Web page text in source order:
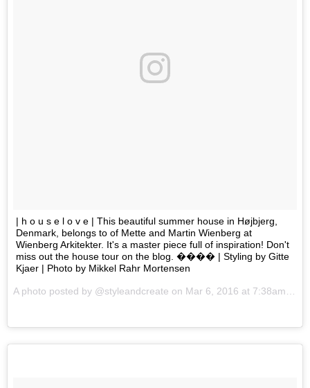
| h o u s e l o v e | This beautiful summer house in Højbjerg,
Denmark, belongs to of Mette and Martin Wienberg at
Wienberg Arkitekter. It's a master piece full of inspiration! Don't
miss out the house tour on the blog. ���� | Styling by Gitte
Kjaer | Photo by Mikkel Rahr Mortensen
A photo posted by @styleandcreate on Mar 6, 2016 at 7:38am PST